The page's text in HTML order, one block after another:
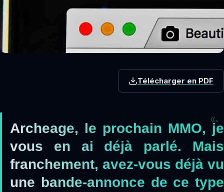
Télécharger en PDF
Archeage, le prochain MMO, je
vous en ai déjà parlé. Mais
franchement, avez-vous déjà vu
une bande-annonce de ce type